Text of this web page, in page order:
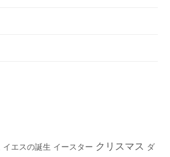
イエスの誕生 イースター クリスマス ダ